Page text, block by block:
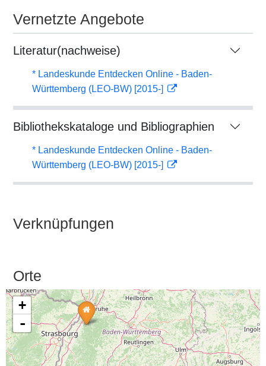
Vernetzte Angebote
Literatur(nachweise)
* Landeskunde Entdecken Online - Baden-
Württemberg (LEO-BW) [2015-]
Bibliothekskataloge und Bibliographien
* Landeskunde Entdecken Online - Baden-
Württemberg (LEO-BW) [2015-]
Verknüpfungen
Orte
+
-